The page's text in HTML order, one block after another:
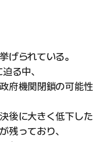
げられている。
る中、
府機関閉鎖の可能性
後に大きく低下した
残っており、